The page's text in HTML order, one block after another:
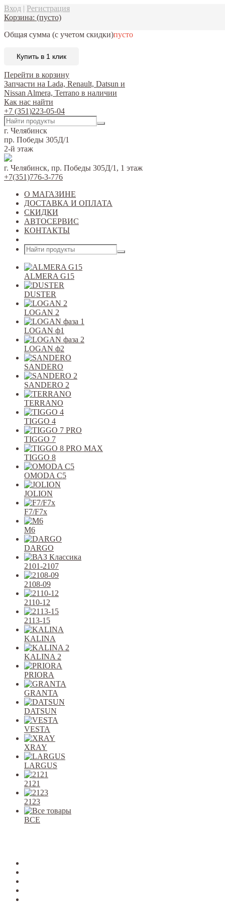
Вход | Регистрация
Корзина: (пусто)
Общая сумма (с учетом скидки)пусто
Купить в 1 клик
Перейти в корзину
Запчасти на Lada, Renault, Datsun и
Nissan Almera, Terrano в наличии
Как нас найти
+7 (351)223-05-04
г. Челябинск
пр. Победы 305Д/1
2-й этаж
г. Челябинск, пр. Победы 305Д/1, 1 этаж
+7(351)776-3-776
О МАГАЗИНЕ
ДОСТАВКА И ОПЛАТА
СКИДКИ
АВТОСЕРВИС
КОНТАКТЫ
ALMERA G15
DUSTER
LOGAN 2
LOGAN ф1
LOGAN ф2
SANDERO
SANDERO 2
TERRANO
TIGGO 4
TIGGO 7
TIGGO 8
OMODA C5
JOLION
F7/F7x
M6
DARGO
2101-2107
2108-09
2110-12
2113-15
KALINA
KALINA 2
PRIORA
GRANTA
DATSUN
VESTA
XRAY
LARGUS
2121
2123
ВСЕ